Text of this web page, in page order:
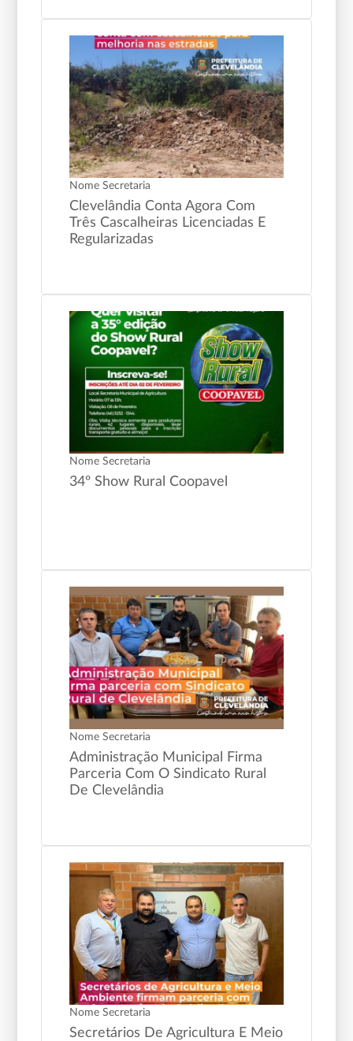
Nome Secretaria
Clevelândia Conta Agora Com
Três Cascalheiras Licenciadas E
Regularizadas
Nome Secretaria
34º Show Rural Coopavel
Nome Secretaria
Administração Municipal Firma
Parceria Com O Sindicato Rural
De Clevelândia
Nome Secretaria
Secretários De Agricultura E Meio